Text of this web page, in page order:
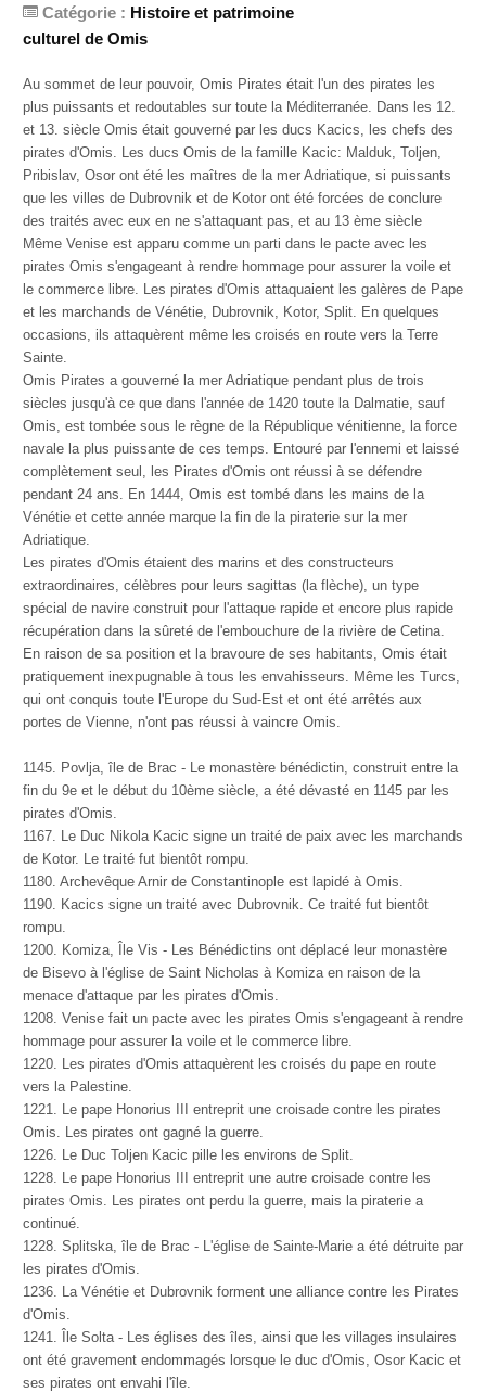
Catégorie : Histoire et patrimoine
culturel de Omis
Au sommet de leur pouvoir, Omis Pirates était l'un des pirates les
plus puissants et redoutables sur toute la Méditerranée. Dans les 12.
et 13. siècle Omis était gouverné par les ducs Kacics, les chefs des
pirates d'Omis. Les ducs Omis de la famille Kacic: Malduk, Toljen,
Pribislav, Osor ont été les maîtres de la mer Adriatique, si puissants
que les villes de Dubrovnik et de Kotor ont été forcées de conclure
des traités avec eux en ne s'attaquant pas, et au 13 ème siècle
Même Venise est apparu comme un parti dans le pacte avec les
pirates Omis s'engageant à rendre hommage pour assurer la voile et
le commerce libre. Les pirates d'Omis attaquaient les galères de Pape
et les marchands de Vénétie, Dubrovnik, Kotor, Split. En quelques
occasions, ils attaquèrent même les croisés en route vers la Terre
Sainte.
Omis Pirates a gouverné la mer Adriatique pendant plus de trois
siècles jusqu'à ce que dans l'année de 1420 toute la Dalmatie, sauf
Omis, est tombée sous le règne de la République vénitienne, la force
navale la plus puissante de ces temps. Entouré par l'ennemi et laissé
complètement seul, les Pirates d'Omis ont réussi à se défendre
pendant 24 ans. En 1444, Omis est tombé dans les mains de la
Vénétie et cette année marque la fin de la piraterie sur la mer
Adriatique.
Les pirates d'Omis étaient des marins et des constructeurs
extraordinaires, célèbres pour leurs sagittas (la flèche), un type
spécial de navire construit pour l'attaque rapide et encore plus rapide
récupération dans la sûreté de l'embouchure de la rivière de Cetina.
En raison de sa position et la bravoure de ses habitants, Omis était
pratiquement inexpugnable à tous les envahisseurs. Même les Turcs,
qui ont conquis toute l'Europe du Sud-Est et ont été arrêtés aux
portes de Vienne, n'ont pas réussi à vaincre Omis.
1145. Povlja, île de Brac - Le monastère bénédictin, construit entre la
fin du 9e et le début du 10ème siècle, a été dévasté en 1145 par les
pirates d'Omis.
1167. Le Duc Nikola Kacic signe un traité de paix avec les marchands
de Kotor. Le traité fut bientôt rompu.
1180. Archevêque Arnir de Constantinople est lapidé à Omis.
1190. Kacics signe un traité avec Dubrovnik. Ce traité fut bientôt
rompu.
1200. Komiza, Île Vis - Les Bénédictins ont déplacé leur monastère
de Bisevo à l'église de Saint Nicholas à Komiza en raison de la
menace d'attaque par les pirates d'Omis.
1208. Venise fait un pacte avec les pirates Omis s'engageant à rendre
hommage pour assurer la voile et le commerce libre.
1220. Les pirates d'Omis attaquèrent les croisés du pape en route
vers la Palestine.
1221. Le pape Honorius III entreprit une croisade contre les pirates
Omis. Les pirates ont gagné la guerre.
1226. Le Duc Toljen Kacic pille les environs de Split.
1228. Le pape Honorius III entreprit une autre croisade contre les
pirates Omis. Les pirates ont perdu la guerre, mais la piraterie a
continué.
1228. Splitska, île de Brac - L'église de Sainte-Marie a été détruite par
les pirates d'Omis.
1236. La Vénétie et Dubrovnik forment une alliance contre les Pirates
d'Omis.
1241. Île Solta - Les églises des îles, ainsi que les villages insulaires
ont été gravement endommagés lorsque le duc d'Omis, Osor Kacic et
ses pirates ont envahi l'île.